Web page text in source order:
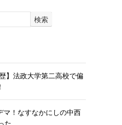
検索
】法政大学第二高校で偏
マ！なすなかにしの中西